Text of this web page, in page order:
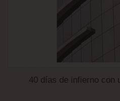
40 días de infierno con